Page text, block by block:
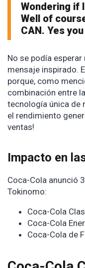
Wondering if
Well of
CAN. Yes
No se podía
mensaje inspirado.
porque, como
combinación entre
tecnología única de
el rendimiento
ventas!
Impacto en
Coca-Cola anunció
Tokinomo:
Coca-Cola
Coca-Cola
Coca-Cola de